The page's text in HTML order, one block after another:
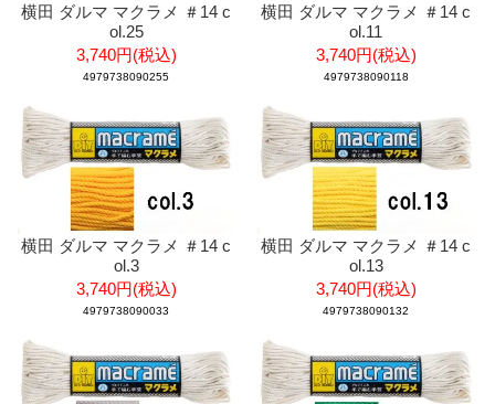
横田 ダルマ マクラメ ＃14 c
ol.25
3,740円(税込)
4979738090255
横田 ダルマ マクラメ ＃14 c
ol.11
3,740円(税込)
4979738090118
横田 ダルマ マクラメ ＃14 c
ol.3
3,740円(税込)
4979738090033
横田 ダルマ マクラメ ＃14 c
ol.13
3,740円(税込)
4979738090132